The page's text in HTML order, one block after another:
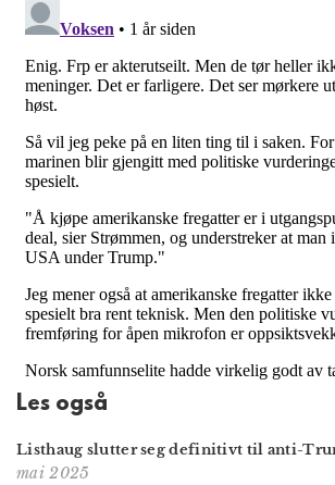
Les også
Listhaug slutter seg definitivt til anti-
mai 2025